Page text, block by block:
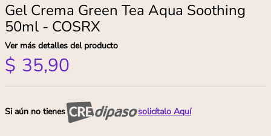
Gel Crema Green Tea Aqua Soothing
50ml - COSRX
Ver más detalles del producto
$ 35,90
Si aún no tienes solicítalo Aquí